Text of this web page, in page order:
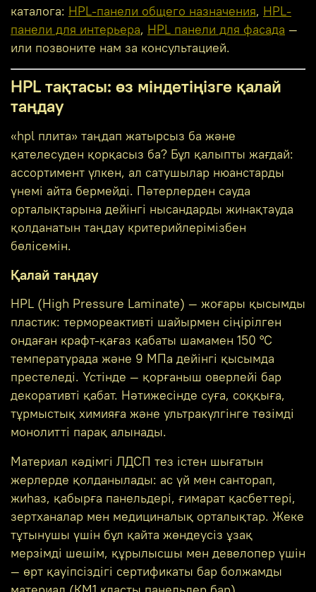
каталога: HPL-панели общего назначения, HPL-
панели для интерьера, HPL панели для фасада —
или позвоните нам за консультацией.
HPL тақтасы: өз міндетіңізге қалай
таңдау
«hpl плита» таңдап жатырсыз ба және
қателесуден қорқасыз ба? Бұл қалыпты жағдай:
ассортимент үлкен, ал сатушылар нюанстарды
үнемі айта бермейді. Пәтерлерден сауда
орталықтарына дейінгі нысандарды жинақтауда
қолданатын таңдау критерийлерімізбен
бөлісемін.
Қалай таңдау
HPL (High Pressure Laminate) — жоғары қысымды
пластик: термореактивті шайырмен сіңірілген
ондаған крафт-қағаз қабаты шамамен 150 °C
температурада және 9 МПа дейінгі қысымда
престеледі. Үстінде — қорғаныш оверлейі бар
декоративті қабат. Нәтижесінде суға, соққыға,
тұрмыстық химияға және ультракүлгінге төзімді
монолитті парақ алынады.
Материал кәдімгі ЛДСП тез істен шығатын
жерлерде қолданылады: ас үй мен санторап,
жиһаз, қабырға панельдері, ғимарат қасбеттері,
зертханалар мен медициналық орталықтар. Жеке
тұтынушы үшін бұл қайта жөндеусіз ұзақ
мерзімді шешім, құрылысшы мен девелопер үшін
— өрт қауіпсіздігі сертификаты бар болжамды